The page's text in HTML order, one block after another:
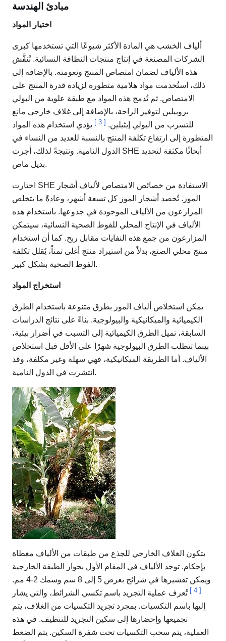
مبادئ الهندسة
اختيار المواد
ألياف الخشب هي المادة الأكثر شيوعًا التي تستخدمها كبرى
الشركات المصنعة في إنتاج منتجات النظافة النسائية. تُنفَّش
هذه الألياف لضمان امتصاص المنتج ونعومته. بالإضافة إلى
ذلك، استُخدمت مواد هلامية متطورة لزيادة قدرة المنتج على
الامتصاص. ثم تُدمج هذه المواد مع طبقة علوية من البولي
بروبيلين لتوفير الراحة، بالإضافة إلى غلاف خارجي مانع
للتسرب من البولي إيثيلين. [
] يؤدي استخدام هذه المواد
المتطورة إلى ارتفاع تكلفة المنتج بالنسبة للعديد من النساء في
الدول النامية. ونتيجةً لذلك، أجرت SHE أبحاثًا مكثفة لتحديد
بديل ماص.
اختارت SHE الاستفادة من خصائص الامتصاص لألياف أشجار
الموز. تُحصد أشجار الموز كل تسعة أشهر، وعادةً ما يتخلص
المزارعون من الألياف الموجودة في جذوعها. باستخدام هذه
الألياف في الإنتاج المحلي للفوط الصحية النسائية، سيتمكن
المزارعون من جمع هذه النفايات مقابل ربح. كما أن استخدام
منتج محلي الصنع، بدلاً من استيراد منتج أغلى ثمناً، يُقلل تكلفة
الفوط الصحية بشكل كبير.
استخراج المواد
يمكن استخلاص ألياف الموز بطرق متنوعة باستخدام الطرق
الكيميائية والميكانيكية والبيولوجية. بناءً على نتائج الدراسات
السابقة، تميل الطرق الكيميائية إلى التسبب في أضرار بيئية،
بينما تتطلب الطرق البيولوجية شهرًا على الأقل قبل استخلاص
الألياف. أما الطريقة الميكانيكية، فهي سهلة وغير مكلفة، وقد
انتشرت في الدول النامية.
يتكون الغلاف الخارجي للجذع من طبقات من الألياف مغطاة
بإحكام. توجد الألياف في المقام الأول بجوار الطبقة الخارجية
ويمكن تقشيرها في شرائح بعرض 5 إلى 8 سم وسمك 2-4 مم.
[
] تُعرف عملية التجريد باسم تكسي الشرائط، والتي يشار
إليها باسم التكسيات. بمجرد تجريد التكسيات من الغلاف، يتم
تجميعها وإحضارها إلى سكين التجريد للتنظيف. في هذه
العملية، يتم سحب التكسيات تحت شفرة السكين. يتم الضغط